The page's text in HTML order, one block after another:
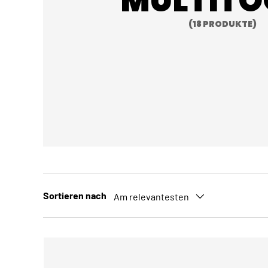
(18 PRODUKTE)
Sortieren nach Am relevantesten